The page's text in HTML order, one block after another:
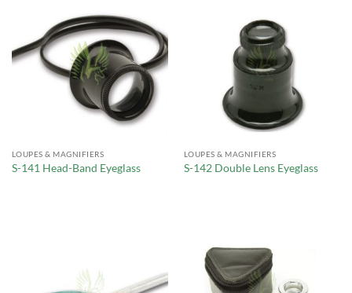
LOUPES & MAGNIFIERS
S-141 Head-Band Eyeglass
LOUPES & MAGNIFIERS
S-142 Double Lens Eyeglass